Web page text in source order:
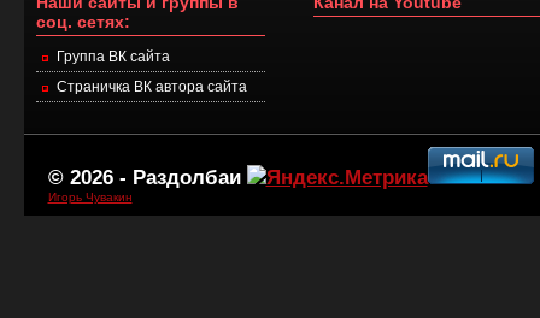
соц. сетях:
Группа ВК сайта
Страничка ВК автора сайта
© 2026 - Раздолбаи
Игорь Чувакин